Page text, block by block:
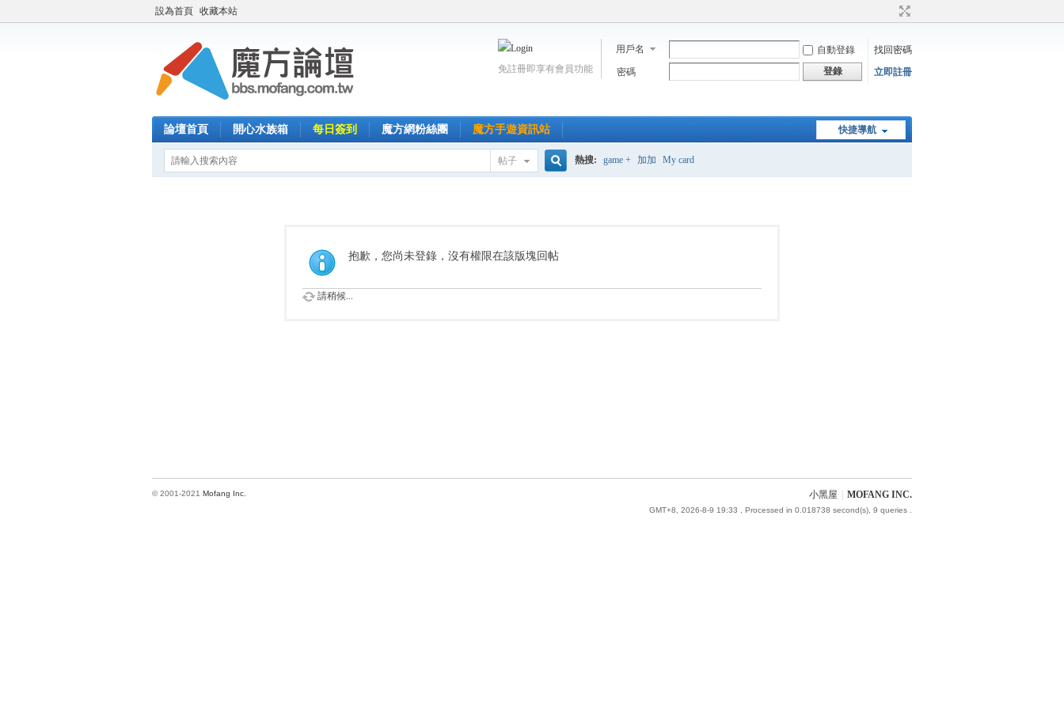
設為首頁 收藏本站
用戶名 自動登錄
找回密碼
密碼
登錄 立即註冊
免註冊即享有會員功能
快捷導航
論壇首頁 開心水族箱 每日簽到 魔方網粉絲團 魔方手遊資訊站
帖子
索
熱搜: game + 加加 My card
抱歉，您尚未登錄，沒有權限在該版塊回帖
請稍候...
小黑屋 MOFANG INC.
GMT+8, 2026-8-9 19:33 , Processed in 0.018738 second(s), 9 queries .
© 2001-2021 Mofang Inc.